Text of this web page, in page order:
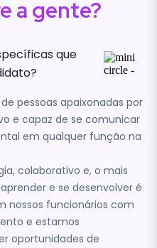
a gente?
que
pessoas apaixonadas por
e capaz de se comunicar
em qualquer função na
colaborativo e, o mais
e se desenvolver é
nossos funcionários com
e estamos
oportunidades de